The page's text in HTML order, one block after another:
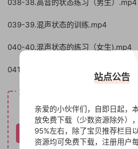
038-38.高音的状态练习（男生）.mp4
039-39.混声状态的训练.mp4
040-40.混声状态的练习（女生).mp4
041-41.混声状态的练习（男生）.mp4
资源下载
下载价格 免
请先登录
站点公告
亲爱的小伙伴们，自即日起，
放免费下载（少数资源除外）
95%左右，除了宝贝推荐栏目
资源均可免费下载，注册用户